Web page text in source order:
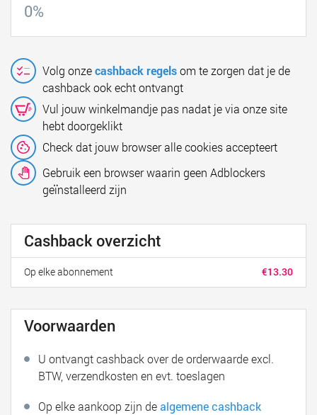
0%
Volg onzecashback regelsom te zorgen dat je de
cashback ook echt ontvangt
Vul jouw winkelmandje pas nadat je via onze site
hebt doorgeklikt
Check dat jouw browser alle cookies accepteert
Gebruik een browser waarin geen Adblockers
geïnstalleerd zijn
Cashback overzicht
€13.30
Op elke abonnement
Voorwaarden
U ontvangt cashback over de orderwaarde excl.
BTW, verzendkosten en evt. toeslagen
Op elke aankoop zijn dealgemene cashback